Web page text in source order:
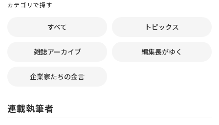
カテゴリで探す
すべて トピックス
雑誌アーカイブ 編集長がゆく
企業家たちの金言
連載執筆者